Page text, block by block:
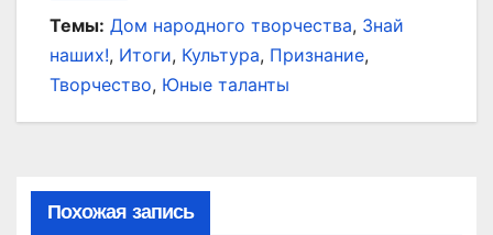
Темы: Дом народного творчества, Знай
наших!, Итоги, Культура, Признание,
Творчество, Юные таланты
Похожая запись